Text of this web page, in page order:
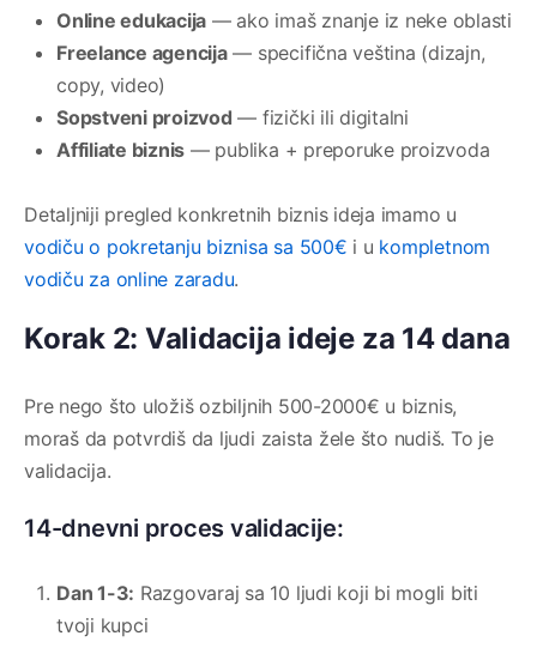
Online edukacija — ako imaš znanje iz neke oblasti
Freelance agencija— specifična veština (dizajn,
copy, video)
Sopstveni proizvod — fizički ili digitalni
Affiliate biznis — publika + preporuke proizvoda
Detaljniji pregled konkretnih biznis ideja imamo u
vodiču o pokretanju biznisa sa 500€ i u kompletnom
vodiču za online zaradu.
Korak 2: Validacija ideje za 14 dana
Pre nego što uložiš ozbiljnih 500-2000€ u biznis,
moraš da potvrdiš da ljudi zaista žele što nudiš. To je
validacija.
14-dnevni proces validacije:
Dan 1-3: Razgovaraj sa 10 ljudi koji bi mogli biti
tvoji kupci